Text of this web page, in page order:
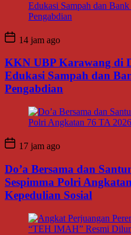
14 jam ago
KKN UBP Karawang di
Edukasi Sampah dan
Pengabdian
17 jam ago
Do’a Bersama dan
Sespimma Polri
Kepedulian Sosial